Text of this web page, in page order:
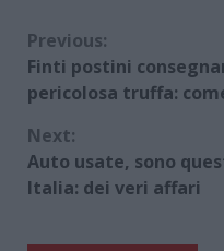
Continue
Reading
Previous:
Finti postini
pericolosa truffa:
Next:
Auto usate, sono
Italia: dei veri affari